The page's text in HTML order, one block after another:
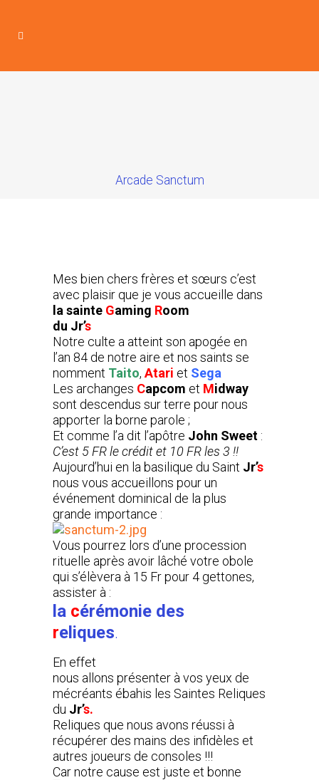
Arcade Sanctum
Mes bien chers frères et sœurs c’est
avec plaisir que je vous accueille dans
la sainte Gaming Room
du Jr’s
Notre culte a atteint son apogée en
l’an 84 de notre aire et nos saints se
nomment Taito, Atari et Sega
Les archanges Capcom et Midway
sont descendus sur terre pour nous
apporter la borne parole ;
Et comme l’a dit l’apôtre John Sweet :
C’est 5 FR le crédit et 10 FR les 3 !!
Aujourd’hui en la basilique du Saint Jr’s
nous vous accueillons pour un
événement dominical de la plus
grande importance :
Vous pourrez lors d’une procession
rituelle après avoir lâché votre obole
qui s’élèvera à 15 Fr pour 4 gettones,
assister à :
la cérémonie des
reliques.
En effet
nous allons présenter à vos yeux de
mécréants ébahis les Saintes Reliques
du Jr’s.
Reliques que nous avons réussi à
récupérer des mains des infidèles et
autres joueurs de consoles !!!
Car notre cause est juste et bonne